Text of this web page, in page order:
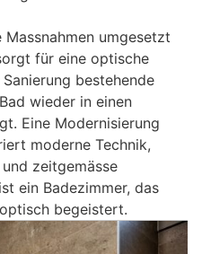
umgesetzt
für eine optische
bestehende
wieder in einen
Eine Modernisierung
moderne Technik,
zeitgemässe
ein Badezimmer, das
begeistert.